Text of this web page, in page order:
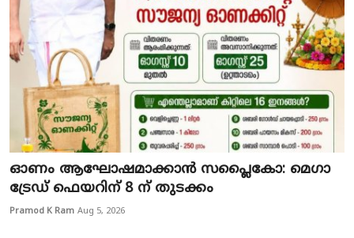
ഓണം ആഘോഷമാക്കാൻ സപ്ലൈകോ: മെഗാ
ട്രേഡ് ഫെയറിന് 8 ന് തുടക്കം
Pramod K Ram Aug 5, 2026